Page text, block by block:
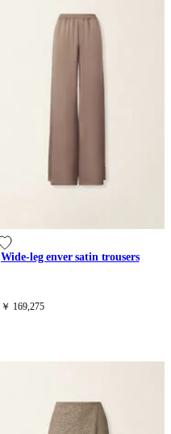
Wide-leg enver satin trousers
￥ 169,275